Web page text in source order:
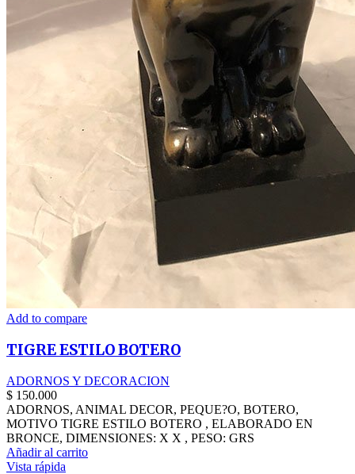
Add to compare
TIGRE ESTILO BOTERO
ADORNOS Y DECORACION
$ 150.000
ADORNOS, ANIMAL DECOR, PEQUE?O, BOTERO,
MOTIVO TIGRE ESTILO BOTERO , ELABORADO EN
BRONCE, DIMENSIONES: X X , PESO: GRS
Añadir al carrito
Vista rápida